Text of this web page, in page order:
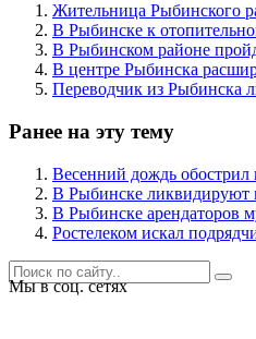
Жительница Рыбинского
В Рыбинске к
В Рыбинском районе
В центре Рыбинска
Переводчик из Рыбинска
Ранее на эту тему
Весенний дождь
В Рыбинске ликвидируют
В Рыбинске арендаторов
Ростелеком искал
Мы в соц. сетях